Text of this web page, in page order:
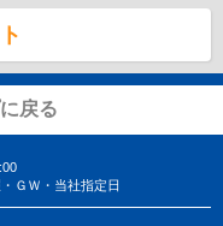
戻る
ＧＷ・当社指定日